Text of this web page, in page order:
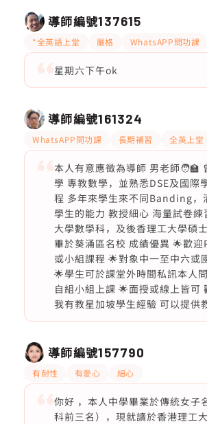
導師編號137615
*全英語上堂 嚴格 WhatsAPP問功課
星期六下午ok
導師編號161324
WhatsAPP問功課 長期補習 全英上堂
本人有意應徵為導師 男老師🧑‍🏫
學 專教數學，並熟悉DSE及國際
程 多年來學生來不同Banding，
學生的能力 教授細心 海量試卷練
大學數學科，及後香理工大學碩
畢於葵涌區名校 成績優異 🌟歡迎
或小組課程 🌟對象中一至中六或
🌟學生可於課堂外時間私訊本人
自組小組上課 🌟面授或線上皆可
我有教星加坡學生經驗 可以提供
導師編號157790
有耐性 有愛心 細心
你好 ，本人中學畢業於傳統女子
科前三名），現就讀於香港理工